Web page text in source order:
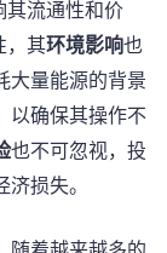
其流通性和价
，其环境影响也
大量能源的背景
以确保其操作不
也不可忽视，投
损失。